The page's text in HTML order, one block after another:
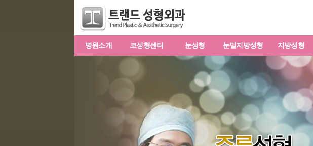
병원소개 코성형센터 눈성형 눈밑지방성형 지방성형